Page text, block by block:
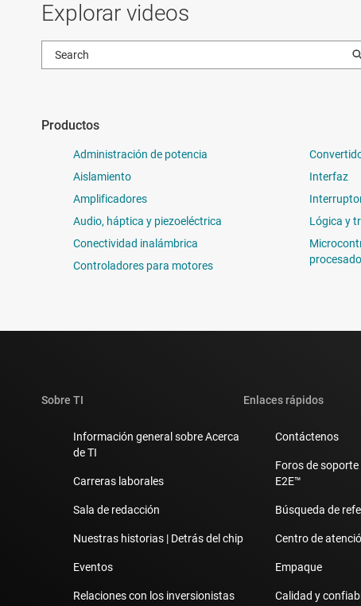
Explorar videos
Productos
Administración de potencia
Aislamiento
Amplificadores
Audio, háptica y piezoeléctrica
Conectividad inalámbrica
Controladores para motores
Interfaz
Lógica y
Sobre TI
Información general sobre Acerca
de TI
Carreras laborales
Sala de redacción
Nuestras historias | Detrás del chip
Eventos
Relaciones con los inversionistas
Enlaces rápidos
Contáctenos
Foros de soporte
E2E™
Búsqueda de
Centro de
Empaque
Calidad y